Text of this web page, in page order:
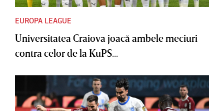
EUROPA LEAGUE
Universitatea Craiova joacă ambele meciuri
contra celor de la KuPS...